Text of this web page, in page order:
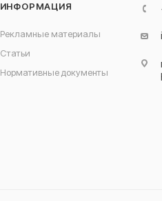
ИНФОРМАЦИЯ
Рекламные материалы
Статьи
Нормативные документы